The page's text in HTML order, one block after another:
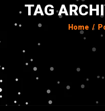
TAG
Home /